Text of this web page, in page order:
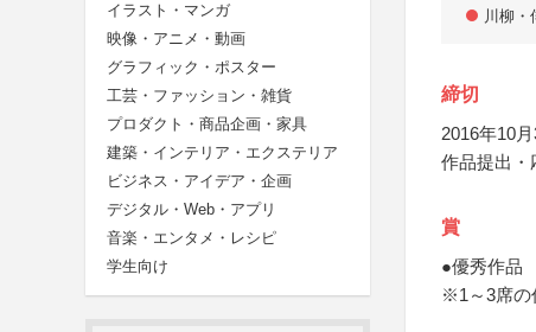
イラスト・マンガ
映像・アニメ・動画
グラフィック・ポスター
工芸・ファッション・雑貨
プロダクト・商品企画・家具
建築・インテリア・エクステリア
ビジネス・アイデア・企画
デジタル・Web・アプリ
音楽・エンタメ・レシピ
学生向け
川柳・
締切
2016年10
作品提出・
賞
●優秀作品
※1～3席の